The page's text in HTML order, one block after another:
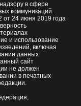
в сфере
коммуникаций.
24 июня 2019 года
и использование
включая
данных
сайт
не должен
в печатных